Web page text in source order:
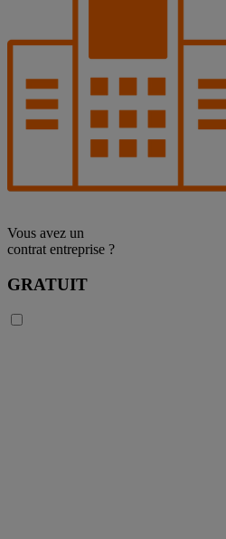
Vous avez un
contrat entreprise ?
GRATUIT